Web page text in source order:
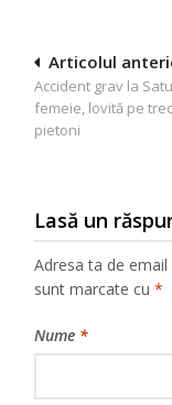
Navigare
în
articole
Articolul
Accident grav la
femeie, lovită pe
pietoni
Lasă un
Adresa ta de
sunt marcate cu*
Nume *